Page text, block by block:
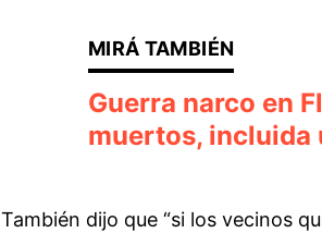
Guerra narco en
muertos, incluida
También dijo que “si los vecinos